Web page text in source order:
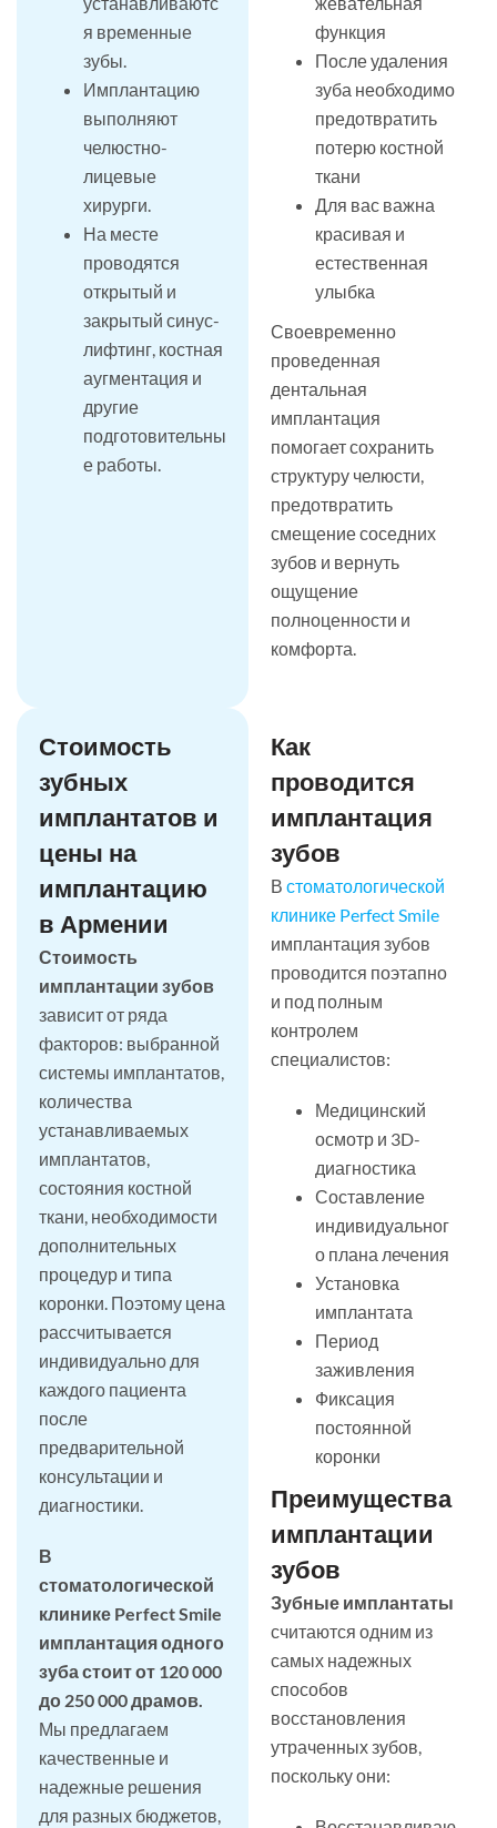
я временные
зубы.
Имплантацию
выполняют
челюстно-
лицевые
хирурги.
На месте
проводятся
открытый и
закрытый синус-
лифтинг, костная
аугментация и
другие
подготовительны
е работы.
функция
После удаления
зуба необходимо
предотвратить
потерю костной
ткани
Для вас важна
красивая и
естественная
улыбка
Своевременно
проведенная
дентальная
имплантация
помогает сохранить
структуру челюсти,
предотвратить
смещение соседних
зубов и вернуть
ощущение
полноценности и
комфорта.
Как
проводится
имплантация
зубов
В стоматологической
клинике Perfect Smile
имплантация зубов
проводится поэтапно
и под полным
контролем
специалистов:
Медицинский
осмотр и 3D-
диагностика
Составление
индивидуальног
о плана лечения
Установка
имплантата
Период
заживления
Фиксация
постоянной
коронки
Преимущества
имплантации
зубов
Зубные имплантаты
считаются одним из
самых надежных
способов
восстановления
утраченных зубов,
поскольку они:
Стоимость
зубных
имплантатов и
цены на
имплантацию
в Армении
Стоимость
имплантации зубов
зависит от ряда
факторов: выбранной
системы имплантатов,
количества
устанавливаемых
имплантатов,
состояния костной
ткани, необходимости
дополнительных
процедур и типа
коронки. Поэтому цена
рассчитывается
индивидуально для
каждого пациента
после
предварительной
консультации и
диагностики.
В
стоматологической
клинике Perfect Smile
имплантация одного
зуба стоит от 120 000
до 250 000 драмов.
Мы предлагаем
качественные и
надежные решения
для разных бюджетов,